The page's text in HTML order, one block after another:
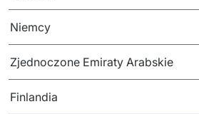
Euvic Billing System
Produkty z obszaru Przemysł 4.0
Systemy wspomagania decyzji
Niemcy
Zjednoczone Emiraty Arabskie
Finlandia